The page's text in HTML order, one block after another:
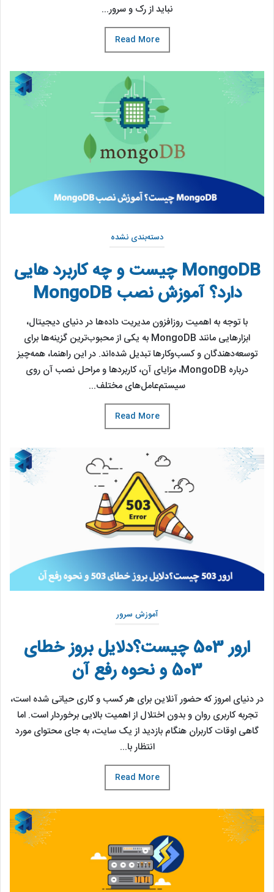
نباید از رک و سرور...
Read More
دسته‌بندی نشده
MongoDB چیست و چه کاربرد هایی
دارد؟ آموزش نصب MongoDB
با توجه به اهمیت روزافزون مدیریت داده‌ها در دنیای دیجیتال،
ابزارهایی مانند MongoDB به یکی از محبوب‌ترین گزینه‌ها برای
توسعه‌دهندگان و کسب‌وکارها تبدیل شده‌اند. در این راهنما، همه‌چیز
درباره MongoDB، مزایای آن، کاربردها و مراحل نصب آن روی
سیستم‌عامل‌های مختلف...
Read More
آموزش سرور
ارور 503 چیست؟دلایل بروز خطای
503 و نحوه رفع آن
در دنیای امروز که حضور آنلاین برای هر کسب ‌و کاری حیاتی شده است،
تجربه کاربری روان و بدون اختلال از اهمیت بالایی برخوردار است. اما
گاهی اوقات کاربران هنگام بازدید از یک سایت، به جای محتوای مورد
انتظار با...
Read More